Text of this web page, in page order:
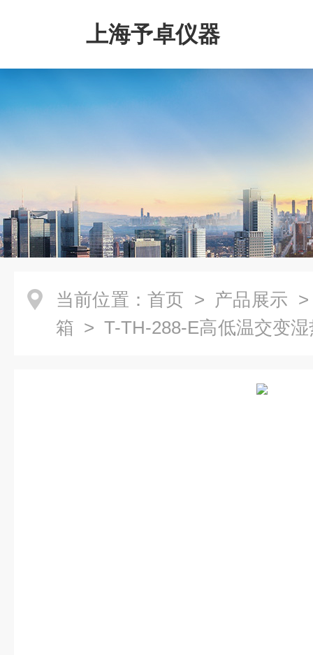
上海予卓仪器
当前位置： 首页 > 产品展示
箱 > T-TH-288-E高低温交变